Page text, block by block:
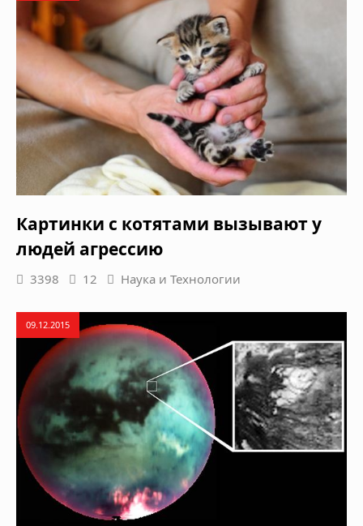
Картинки с котятами вызывают у
людей агрессию
3398 12 Наука и Технологии
09.12.2015